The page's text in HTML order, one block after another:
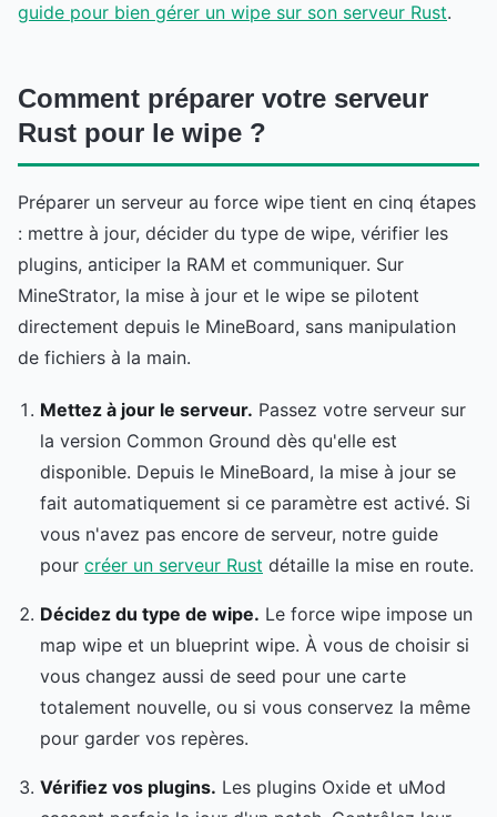
guide pour bien gérer un wipe sur son serveur Rust.
Comment préparer votre serveur
Rust pour le wipe ?
Préparer un serveur au force wipe tient en cinq étapes
: mettre à jour, décider du type de wipe, vérifier les
plugins, anticiper la RAM et communiquer. Sur
MineStrator, la mise à jour et le wipe se pilotent
directement depuis le MineBoard, sans manipulation
de fichiers à la main.
Mettez à jour le serveur. Passez votre serveur sur
la version Common Ground dès qu'elle est
disponible. Depuis le MineBoard, la mise à jour se
fait automatiquement si ce paramètre est activé. Si
vous n'avez pas encore de serveur, notre guide
pour créer un serveur Rust détaille la mise en route.
Décidez du type de wipe. Le force wipe impose un
map wipe et un blueprint wipe. À vous de choisir si
vous changez aussi de seed pour une carte
totalement nouvelle, ou si vous conservez la même
pour garder vos repères.
Vérifiez vos plugins. Les plugins Oxide et uMod